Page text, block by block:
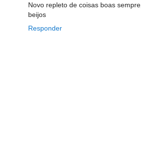
Novo repleto de coisas boas sempre,
beijos
Responder